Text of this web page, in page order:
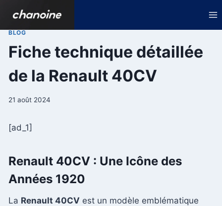
contenu
BLOG
Fiche technique détaillée
de la Renault 40CV
21 août 2024
[ad_1]
Renault 40CV : Une Icône des
Années 1920
La Renault 40CV est un modèle emblématique